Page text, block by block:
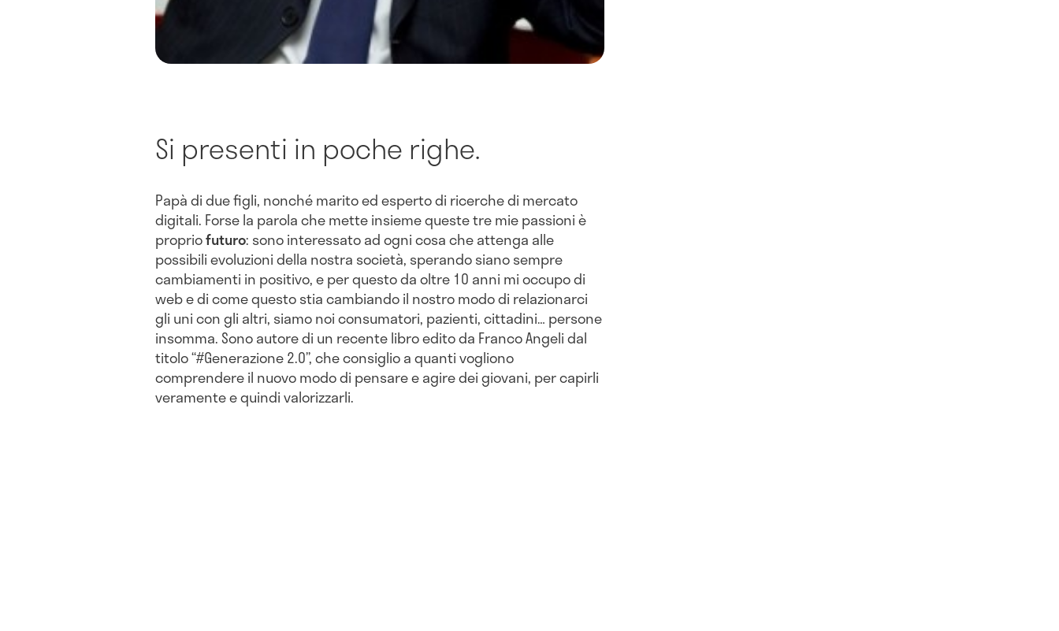
Si presenti in poche righe.
Papà di due figli, nonché marito ed esperto di ricerche di mercato
digitali. Forse la parola che mette insieme queste tre mie passioni è
propriofuturo: sono interessato ad ogni cosa che attenga alle
possibili evoluzioni della nostra società, sperando siano sempre
cambiamenti in positivo, e per questo da oltre 10 anni mi occupo di
web e di come questo stia cambiando il nostro modo di relazionarci
gli uni con gli altri, siamo noi consumatori, pazienti, cittadini… persone
insomma. Sono autore di un recente libro edito da Franco Angeli dal
titolo “#Generazione 2.0”, che consiglio a quanti vogliono
comprendere il nuovo modo di pensare e agire dei giovani, per capirli
veramente e quindi valorizzarli.